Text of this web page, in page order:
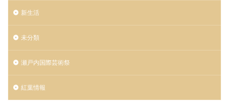
新生活
未分類
瀬戸内国際芸術祭
紅葉情報